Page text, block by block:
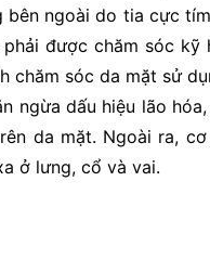
ngoài do tia cực
được chăm sóc kỹ
chăm sóc da mặt sử
ngừa dấu hiệu lão
da mặt. Ngoài ra,
ở lưng, cổ và vai.